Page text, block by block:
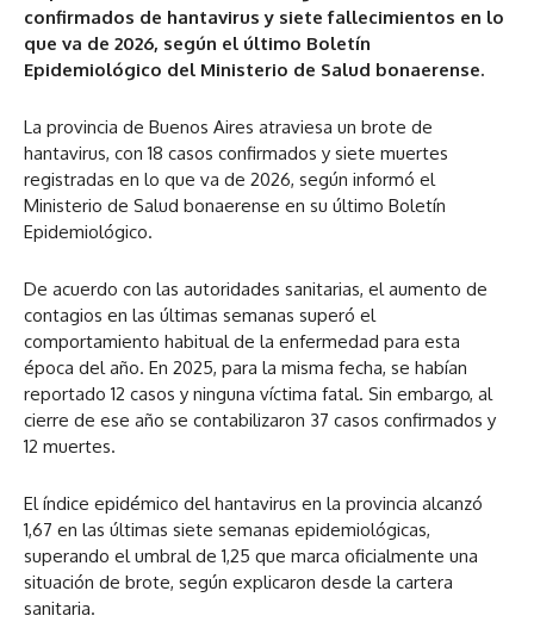
confirmados de hantavirus y siete fallecimientos en lo
que va de 2026, según el último Boletín
Epidemiológico del Ministerio de Salud bonaerense.
La provincia de Buenos Aires atraviesa un brote de
hantavirus, con 18 casos confirmados y siete muertes
registradas en lo que va de 2026, según informó el
Ministerio de Salud bonaerense en su último Boletín
Epidemiológico.
De acuerdo con las autoridades sanitarias, el aumento de
contagios en las últimas semanas superó el
comportamiento habitual de la enfermedad para esta
época del año. En 2025, para la misma fecha, se habían
reportado 12 casos y ninguna víctima fatal. Sin embargo, al
cierre de ese año se contabilizaron 37 casos confirmados y
12 muertes.
El índice epidémico del hantavirus en la provincia alcanzó
1,67 en las últimas siete semanas epidemiológicas,
superando el umbral de 1,25 que marca oficialmente una
situación de brote, según explicaron desde la cartera
sanitaria.